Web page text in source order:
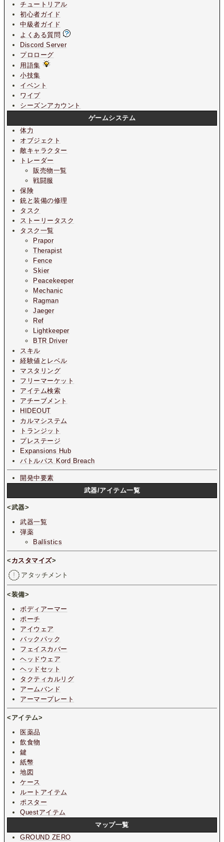
チュートリアル
初心者ガイド
中級者ガイド
よくある質問
Discord Server
プロローグ
用語集
小技集
イベント
ワイプ
シーズンアカウント
ゲームシステム
体力
オブジェクト
敵キャラクター
トレーダー
販売物一覧
戦闘服
保険
銃と装備の修理
タスク
ストーリータスク
タスク一覧
Prapor
Therapist
Fence
Skier
Peacekeeper
Mechanic
Ragman
Jaeger
Ref
Lightkeeper
BTR Driver
スキル
経験値とレベル
マスタリング
フリーマーケット
アイテム検索
アチーブメント
HIDEOUT
カルマシステム
トランジット
プレステージ
Expansions Hub
バトルパス Kord Breach
開発中要素
武器/アイテム一覧
<武器>
武器一覧
弾薬
Ballistics
< カスタマイズ>
アタッチメント
<装備>
ボディアーマー
ポーチ
アイウェア
バックパック
フェイスカバー
ヘッドウェア
ヘッドセット
タクティカルリグ
アームバンド
アーマープレート
<アイテム>
医薬品
飲食物
鍵
紙幣
地図
ケース
ルートアイテム
ポスター
Questアイテム
マップ一覧
GROUND ZERO